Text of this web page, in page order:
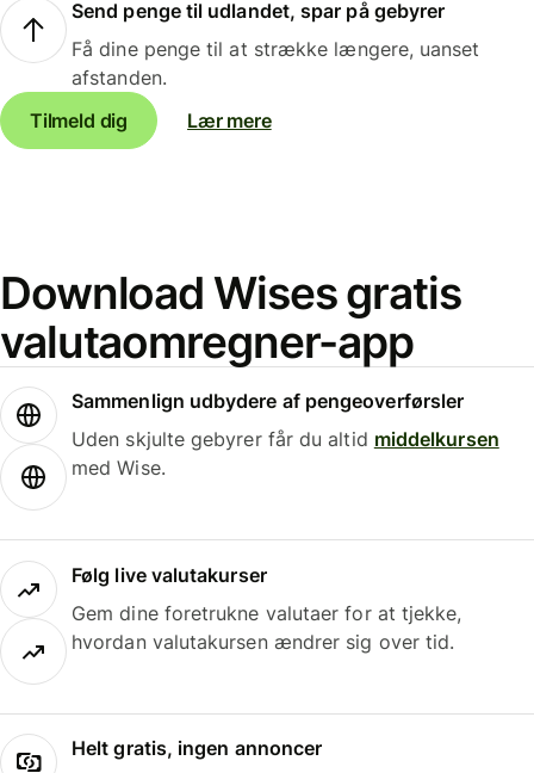
Send penge til udlandet, spar på gebyrer
Få dine penge til at strække længere, uanset
afstanden.
Tilmeld dig
Lær mere
Download Wises gratis
valutaomregner-app
Sammenlign udbydere af pengeoverførsler
Uden skjulte gebyrer får du altid middelkursen
med Wise.
Følg live valutakurser
Gem dine foretrukne valutaer for at tjekke,
hvordan valutakursen ændrer sig over tid.
Helt gratis, ingen annoncer